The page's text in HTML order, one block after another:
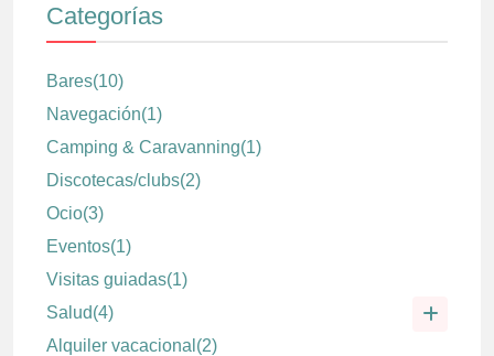
Categorías
Bares(10)
Navegación(1)
Camping & Caravanning(1)
Discotecas/clubs(2)
Ocio(3)
Eventos(1)
Visitas guiadas(1)
Salud(4)
Alquiler vacacional (2)